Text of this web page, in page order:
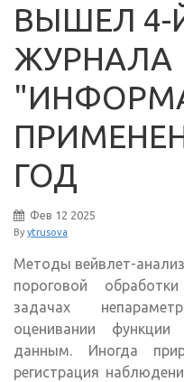
ВЫШЕЛ 4-
ЖУРНАЛА
ГОД
Фев 12 2025
By ytrusova
Методы вейвлет-
пороговой
задачах
оценивании
данным. Иногда
регистрация